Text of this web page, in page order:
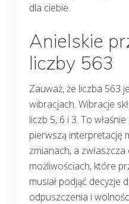
dla ciebie.
Anielskie
liczby 563
Zauważ, że liczba 563
wibracjach. Wibracje
liczb 5, 6 i 3. To właśnie
pierwszą interpretację
zmianach, a
możliwościach, które
musiał podjąć decyzje
odpuszczenia i